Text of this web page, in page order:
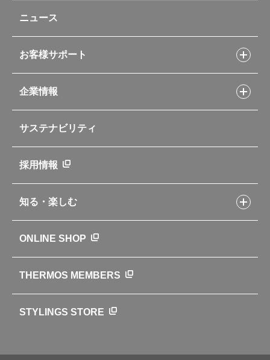
ポット・アイスペール
コーヒーメーカー
ソフトクーラー・バッグ
山専用ボトル
自転車専用ボトル
アパレル小物
業務用製品
新製品一覧
カタログ
フライパンレシピ
シャトルシェフレシピ
スープジャーレシピ
イージースモーカーレシピ
レシピ本のご紹介
ニュース
お客様サポート
交換用部品の購入方法
部品の種類や販売状況を調べる
よくあるご質問・お問い合わせ
企業情報
企業理念
会社概要
ニュース
世界のサーモス
サーモスの歴史
サステナビリティ
採用情報
知る・楽しむ
クラブサーモス
WEBマガジン
お弁当にエールを込めて
ONLINE SHOP
THERMOS MEMBERS
STYLINGS STORE